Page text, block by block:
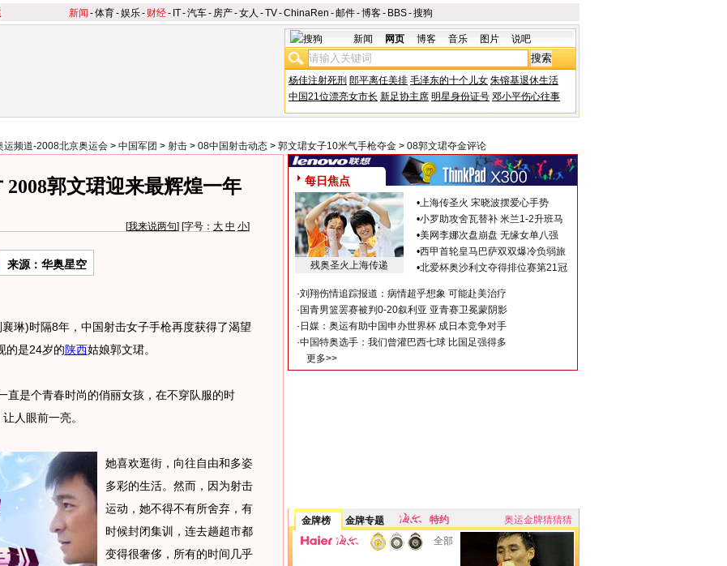
新闻 -体育-娱乐- 财经- IT-汽车- 房产-女人 -TV-ChinaRen -邮件-博客- BBS-搜狗
新闻 网页 博客 音乐 图片 说吧
杨佳注射死刑 郎平离任美排 毛泽东的十个儿女 朱镕基退休生活
中国21位漂亮女市长 新足协主席 明星身份证号 邓小平伤心往事
运频道-2008北京奥运会 > 中国军团 > 射击 > 08中国射击动态 > 郭文珺女子10米气手枪夺金 > 08郭文珺夺金评论
郭文珺迎来最辉煌一年
[我来说两句] [字号： 大 中 小]
来源：华奥星空
琳)时隔8年，中国射击女子手枪再度获得了渴望
的是24岁的陕西姑娘郭文珺。
是个青春时尚的俏丽女孩，在不穿队服的时
人眼前一亮。
她喜欢逛街，向往自由和多姿
多彩的生活。然而，因为射击
运动，她不得不有所舍弃，有
时候封闭集训，连去趟超市都
变得很奢侈，所有的时间几乎
每日焦点
残奥圣火上海传递
•上海传圣火 宋晓波摆爱心手势
•小罗助攻舍瓦替补 米兰1-2升班马
•美网李娜次盘崩盘 无缘女单八强
•西甲首轮皇马巴萨双双爆冷负弱旅
•北爱杯奥沙利文夺得排位赛第21冠
·刘翔伤情追踪报道：病情超乎想象 可能赴美治疗
· 国青男篮罢赛被判0-20叙利亚 亚青赛卫冕蒙阴影
· 日媒：奥运有助中国申办世界杯 成日本竞争对手
·中国特奥选手：我们曾灌巴西七球 比国足强得多
更多>>
金牌榜 金牌专题 特约
奥运金牌猜猜猜
全部